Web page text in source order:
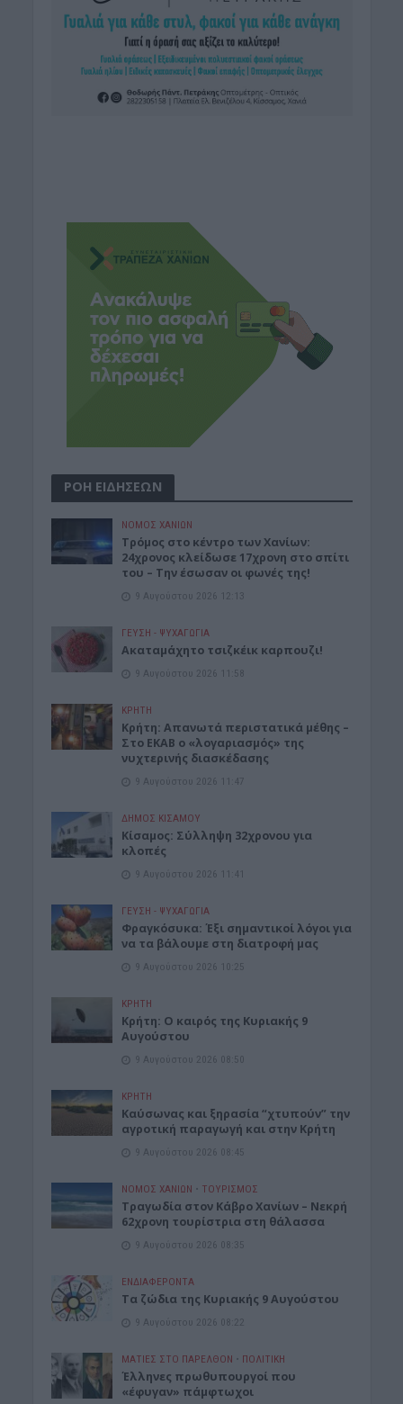
ΡΟΗ ΕΙΔΗΣΕΩΝ
ΝΟΜΌΣ ΧΑΝΊΩΝ
Τρόμος στο κέντρο των Χανίων:
24χρονος κλείδωσε 17χρονη στο σπίτι
του – Την έσωσαν οι φωνές της!
9 Αυγούστου 2026 12:13
ΓΕΎΣΗ - ΨΥΧΑΓΩΓΊΑ
Ακαταμάχητο τσιζκέικ καρπουζι!
9 Αυγούστου 2026 11:58
ΚΡΗΤΗ
Κρήτη: Απανωτά περιστατικά μέθης –
Στο ΕΚΑΒ ο «λογαριασμός» της
νυχτερινής διασκέδασης
9 Αυγούστου 2026 11:47
ΔΉΜΟΣ ΚΙΣΆΜΟΥ
Κίσαμος: Σύλληψη 32χρονου για
κλοπές
9 Αυγούστου 2026 11:41
ΓΕΎΣΗ - ΨΥΧΑΓΩΓΊΑ
Φραγκόσυκα: Έξι σημαντικοί λόγοι για
να τα βάλουμε στη διατροφή μας
9 Αυγούστου 2026 10:25
ΚΡΗΤΗ
Κρήτη: Ο καιρός της Κυριακής 9
Αυγούστου
9 Αυγούστου 2026 08:50
ΚΡΗΤΗ
Καύσωνας και ξηρασία “χτυπούν” την
αγροτική παραγωγή και στην Κρήτη
9 Αυγούστου 2026 08:45
ΝΟΜΌΣ ΧΑΝΊΩΝ • ΤΟΥΡΙΣΜΟΣ
Τραγωδία στον Κάβρο Χανίων – Νεκρή
62χρονη τουρίστρια στη θάλασσα
9 Αυγούστου 2026 08:35
ΕΝΔΙΑΦΕΡΟΝΤΑ
Τα ζώδια της Κυριακής 9 Αυγούστου
9 Αυγούστου 2026 08:22
ΜΑΤΙΕΣ ΣΤΟ ΠΑΡΕΛΘΟΝ • ΠΟΛΙΤΙΚΗ
Έλληνες πρωθυπουργοί που
«έφυγαν» πάμφτωχοι